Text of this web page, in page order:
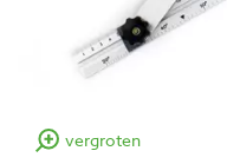
vergroten